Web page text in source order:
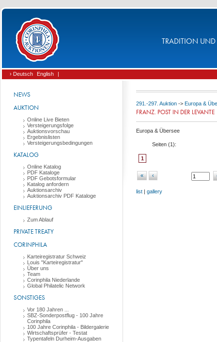
TRADITION UND
› Deutsch English |
NEWS
AUKTION
Online Live Bieten
Versteigerungsfolge
Auktionsvorschau
Ergebnislisten
Versteigerungsbedingungen
KATALOG
Online Katalog
PDF Kataloge
PDF Gebotsformular
Katalog anfordern
Auktionsarchiv
Auktionsarchiv PDF Kataloge
EINLIEFERUNG
Zum Ablauf
PRIVATE TREATY
CORINPHILA
Karteiregistratur Schweiz
Louis "Karteiregistratur"
Über uns
Team
Corinphila Niederlande
Global Philatelic Network
SONSTIGES
Vor 180 Jahren ...
SBZ-Sonderpostflug - 100 Jahre
Corinphila
100 Jahre Corinphila - Bildergalerie
Wirtschaftsprüfer - Testat
Typentafeln Durheim-Ausgaben
291.-297. Auktion -> Europa &
FRANZ. POST IN DER LEVANTE
Europa & Übersee
Seiten (1):
1
« ‹
list | gallery